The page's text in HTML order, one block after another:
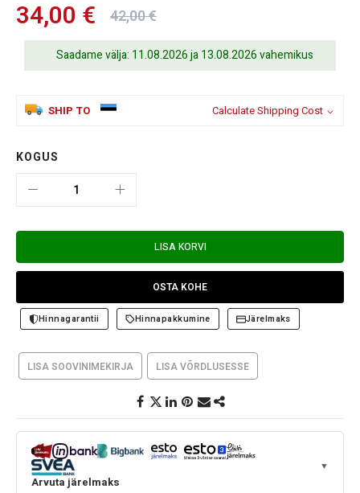
34,00 € 42,00 €
Saadame välja: 11.08.2026 ja 13.08.2026 vahemikus
SHIP TO Calculate Shipping Cost
KOGUS
LISA KORVI
OSTA KOHE
Hinnagarantii Hinnapakkumine Järelmaks
LISA SOOVINIMEKIRJA LISA VÕRDLUSESSE
Arvuta järelmaks
▼